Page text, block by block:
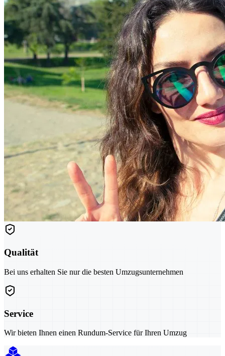
Qualität
Bei uns erhalten Sie nur die besten Umzugsunternehmen
Service
Wir bieten Ihnen einen Rundum-Service für Ihren Umzug